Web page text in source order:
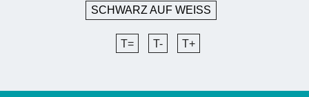
SCHWARZ AUF WEISS
T= T- T+